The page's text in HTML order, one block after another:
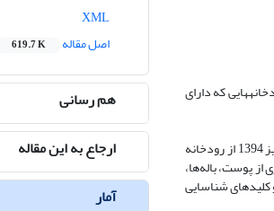
که دارای
روش‌کار: در مطالعه حاضر مجموعآً 96 نمونه ماهی با میانگین وزنی 3 ± 42 گرم و میانگین طولی 1 ± 15 سانتی‌متر در طی فصول زمستان 1393 و بهار، تابستان و پاییز 1394 از رودخانه
پوست، باله‌ها،
شناسایی
اصل مقاله
619.7 K
هم رسانی
ارجاع به این مقاله
آمار